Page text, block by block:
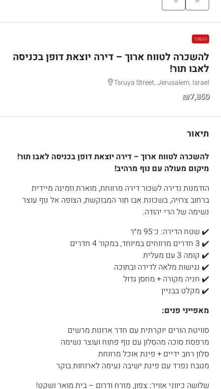
הושכר
להשכרה לטווח ארוך – דירה יוצאת דופן בכניסה
לאבו תור!
Tsruya Street, Jerusalem, Israel
₪7,850
תיאור
להשכרה לטווח ארוך – דירה יוצאת דופן בכניסה לאבו תור!
מיקום מעולה עם נוף מרהיב!
הזדמנות נדירה לשכור דירה מרווחת, מוארת וזמינה מיידית
ברחוב צרויה, בשכונת אבו תור המבוקשת, הצופה אל נוף עוצר
נשימה של הרי יהודה.
✔️ שטח הדירה: כ־95 מ״ר
✔️ 3 חדרים מרווחים במיוחד, במקור 4 חדרים
✔️ קומה 3 עם מעלית
✔️ נגישות מלאה לדירה ובתוכה
✔️ חניה מקורה + מחסן גדול
✔️ מקלט בבניין
מאפייני פנים:
סוויטת הורים יוקרתית עם חדר ארונות מרשים
מרפסת סוכה מהסלון עם נוף פתוח ועוצר נשימה
סלון רחב ידיים + פינת אוכל מרווחת
מטבח נפרד עם פינת ישיבה נעימה לארוחות בוקר
שלושה כיווני אוויר: צפון, מזרח ודרום – בית מואר ושקט!